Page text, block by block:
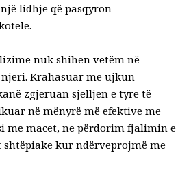
lidhje që pasqyron
nuk shihen vetëm në
Krahasuar me ujkun
zgjeruan sjelljen e tyre të
në mënyrë më efektive me
me macet, ne përdorim fjalimin e
kur ndërveprojmë me